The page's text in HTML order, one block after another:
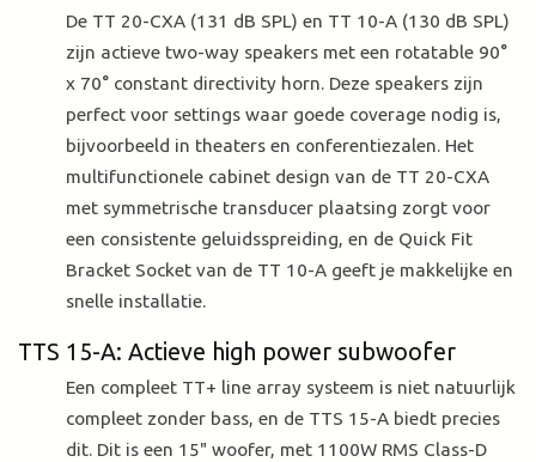
De TT 20-CXA (131 dB SPL) en TT 10-A (130 dB SPL)
zijn actieve two-way speakers met een rotatable 90°
x 70° constant directivity horn. Deze speakers zijn
perfect voor settings waar goede coverage nodig is,
bijvoorbeeld in theaters en conferentiezalen. Het
multifunctionele cabinet design van de TT 20-CXA
met symmetrische transducer plaatsing zorgt voor
een consistente geluidsspreiding, en de Quick Fit
Bracket Socket van de TT 10-A geeft je makkelijke en
snelle installatie.
TTS 15-A: Actieve high power subwoofer
Een compleet TT+ line array systeem is niet natuurlijk
compleet zonder bass, en de TTS 15-A biedt precies
dit. Dit is een 15" woofer, met 1100W RMS Class-D